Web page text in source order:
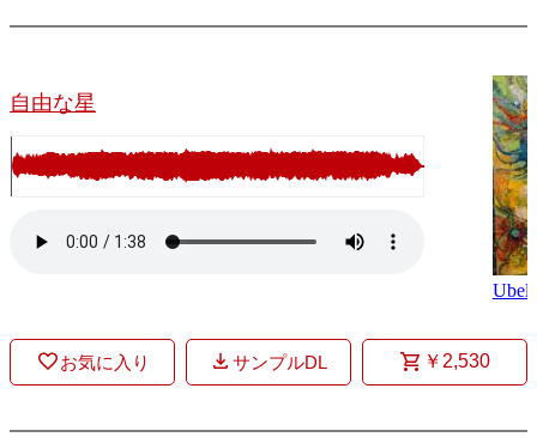
自由な星
お気に入り サンプルDL ￥2,530